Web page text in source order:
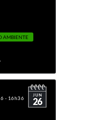
AMBIENTE
- 16h36 JUN
26